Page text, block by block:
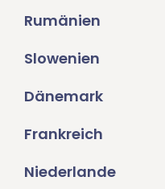
Rumänien
Slowenien
Dänemark
Frankreich
Niederlande